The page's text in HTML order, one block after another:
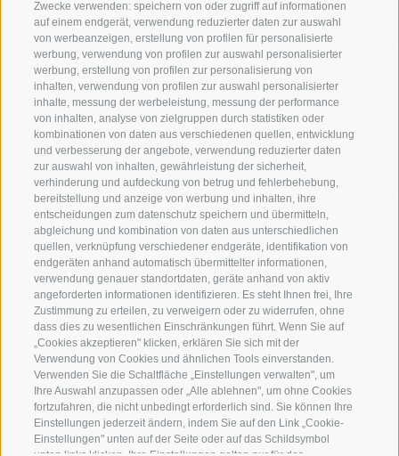
Zwecke verwenden: speichern von oder zugriff auf informationen
auf einem endgerät, verwendung reduzierter daten zur auswahl
von werbeanzeigen, erstellung von profilen für personalisierte
werbung, verwendung von profilen zur auswahl personalisierter
werbung, erstellung von profilen zur personalisierung von
inhalten, verwendung von profilen zur auswahl personalisierter
inhalte, messung der werbeleistung, messung der performance
von inhalten, analyse von zielgruppen durch statistiken oder
kombinationen von daten aus verschiedenen quellen, entwicklung
und verbesserung der angebote, verwendung reduzierter daten
zur auswahl von inhalten, gewährleistung der sicherheit,
verhinderung und aufdeckung von betrug und fehlerbehebung,
bereitstellung und anzeige von werbung und inhalten, ihre
entscheidungen zum datenschutz speichern und übermitteln,
abgleichung und kombination von daten aus unterschiedlichen
quellen, verknüpfung verschiedener endgeräte, identifikation von
endgeräten anhand automatisch übermittelter informationen,
verwendung genauer standortdaten, geräte anhand von aktiv
angeforderten informationen identifizieren. Es steht Ihnen frei, Ihre
Zustimmung zu erteilen, zu verweigern oder zu widerrufen, ohne
dass dies zu wesentlichen Einschränkungen führt. Wenn Sie auf
„Cookies akzeptieren" klicken, erklären Sie sich mit der
Verwendung von Cookies und ähnlichen Tools einverstanden.
Verwenden Sie die Schaltfläche „Einstellungen verwalten", um
Ihre Auswahl anzupassen oder „Alle ablehnen", um ohne Cookies
fortzufahren, die nicht unbedingt erforderlich sind. Sie können Ihre
Einstellungen jederzeit ändern, indem Sie auf den Link „Cookie-
Einstellungen" unten auf der Seite oder auf das Schildsymbol
WILLKOMMEN IN DER
FERIENREGION RATSCHINGS
JAUFENTAL
RATSCHINGS
RIDNAUNTAL
BERGBAHNEN
SKISCHULE RATSCHINGS
LUISL'S SKISCHULE IN RATSCHINGS
SPORT UND
MENGE
SKIFAHREN
WANDERN
HOCHALPINE
BIKEN
LANGLAUFEN
WASSER
FOLGE UNS AUF SOCIAL MEDIA